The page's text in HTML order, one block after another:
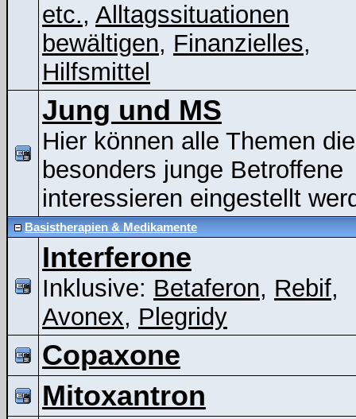
etc., Alltagssituationen
bewältigen, Finanzielles,
Hilfsmittel
Jung und MS
Hier können alle Themen die
besonders junge Betroffene
interessieren eingestellt
Basistherapien & Medikamente
Interferone
Inklusive: Betaferon, Rebif,
Avonex, Plegridy
Copaxone
Mitoxantron